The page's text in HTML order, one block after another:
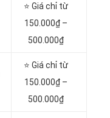
⭐ Giá chỉ từ
150.000₫ –
500.000₫
⭐ Giá chỉ từ
150.000₫ –
500.000₫